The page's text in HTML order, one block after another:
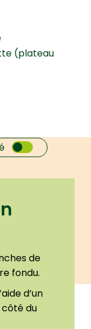
(plateau
de
fondu.
d’un
du